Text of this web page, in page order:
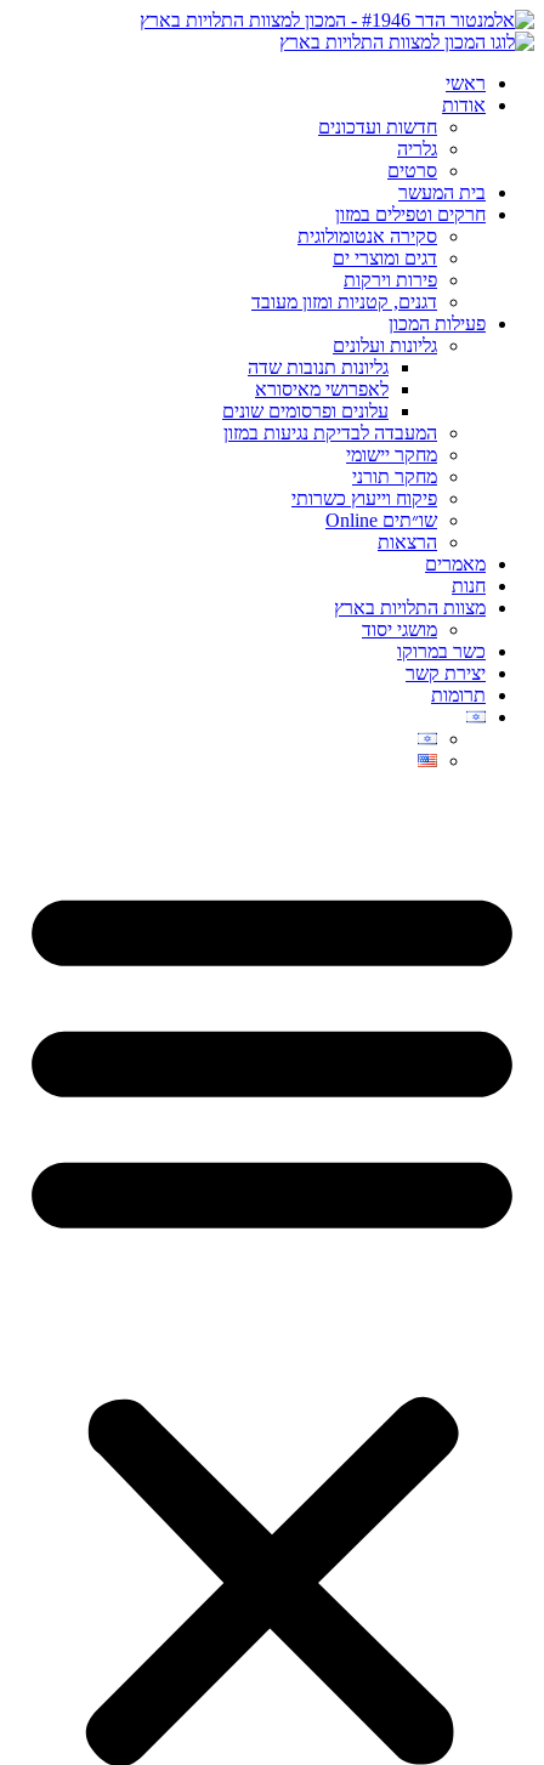
ראשי
אודות
חדשות ועדכונים
גלריה
סרטים
בית המעשר
חרקים וטפילים במזון
סקירה אנטומולוגית
דגים ומוצרי ים
פירות וירקות
דגנים, קטניות ומזון מעובד
פעילות המכון
גליונות ועלונים
גליונות תנובות שדה
לאפרושי מאיסורא
עלונים ופרסומים שונים
המעבדה לבדיקת נגיעות במזון
מחקר יישומי
מחקר תורני
פיקוח וייעוץ כשרותי
שו״תים Online
הרצאות
מאמרים
חנות
מצוות התלויות בארץ
מושגי יסוד
כשר במרוקו
יצירת קשר
תרומות